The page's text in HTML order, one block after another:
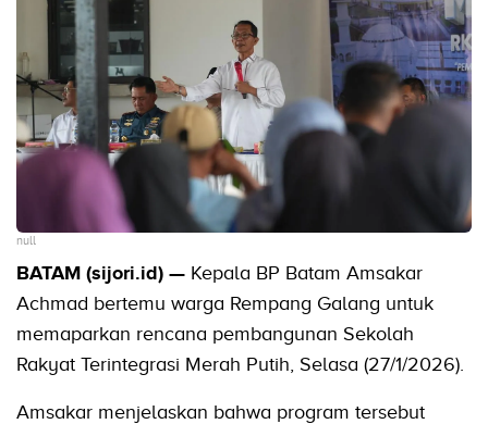
null
BATAM (sijori.id) — Kepala BP Batam Amsakar
Achmad bertemu warga Rempang Galang untuk
memaparkan rencana pembangunan Sekolah
Rakyat Terintegrasi Merah Putih, Selasa (27/1/2026).
Amsakar menjelaskan bahwa program tersebut